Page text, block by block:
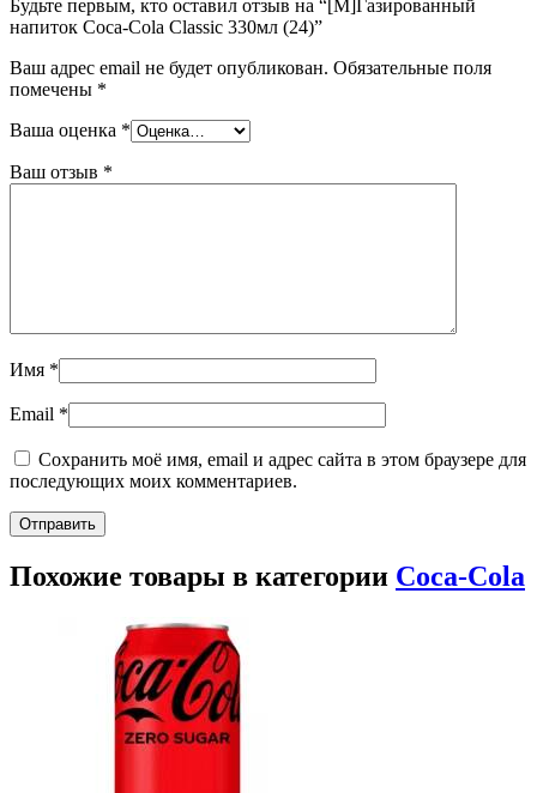
Будьте первым, кто оставил отзыв на “[M]Газированный
напиток Coca-Cola Classic 330мл (24)”
Ваш адрес email не будет опубликован. Обязательные поля
помечены *
Ваша оценка *
Ваш отзыв *
Имя *
Email *
Сохранить моё имя, email и адрес сайта в этом браузере для
последующих моих комментариев.
Похожие товары в категории Coca-Cola